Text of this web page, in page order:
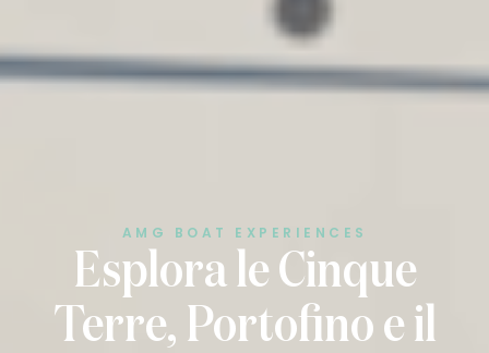
AMG BOAT EXPERIENCES
Esplora le Cinque
Terre, Portofino e il